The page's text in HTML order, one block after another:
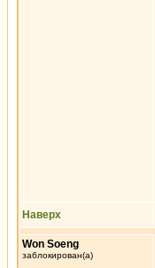
Наверх
Won Soeng
заблокирован(а)